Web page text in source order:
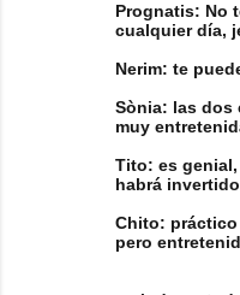
Prognatis: No
cualquier día,
Nerim: te
Sònia: las dos
muy
Tito: es
habrá
Chito: práctico
pero